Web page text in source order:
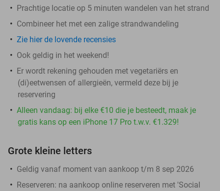
Prachtige locatie op 5 minuten wandelen van het strand
Combineer het met een zalige strandwandeling
Zie hier de lovende recensies
Ook geldig in het weekend!
Er wordt rekening gehouden met vegetariërs en
(di)eetwensen of allergieën, vermeld deze bij je
reservering
Alleen vandaag: bij elke €10 die je besteedt, maak je
gratis kans op een iPhone 17 Pro t.w.v. €1.329!
Grote kleine letters
Geldig vanaf moment van aankoop t/m 8 sep 2026
Reserveren: na aankoop online reserveren met 'Social